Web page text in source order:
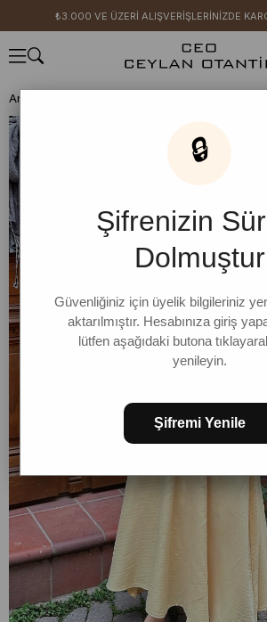
₺3.000 VE ÜZERİ ALIŞVERİŞLERİNİZDE
Anasayfa
🔒
Şifrenizin
Dolmuştur
Güvenliğiniz için üyelik bilgileriniz
aktarılmıştır. Hesabınıza giriş
lütfen aşağıdaki butona
yenileyin.
Şifremi Yenile